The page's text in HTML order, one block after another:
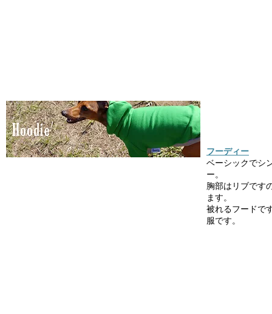
フーディー
ベーシックでシ
ー。
胸部はリブです
ます。
被れるフードで
服です。